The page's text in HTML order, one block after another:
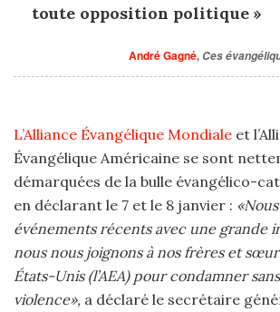
toute opposition politique »
André Gagné, Ces
L’Alliance Évangélique Mondiale et
Évangélique Américaine se sont
démarquées de la bulle évangélico-
en déclarant le 7 et le 8 janvier :
événements récents avec une grande
nous nous joignons à nos frères et
États-Unis (l’AEA) pour condamner
violence», a déclaré le secrétaire